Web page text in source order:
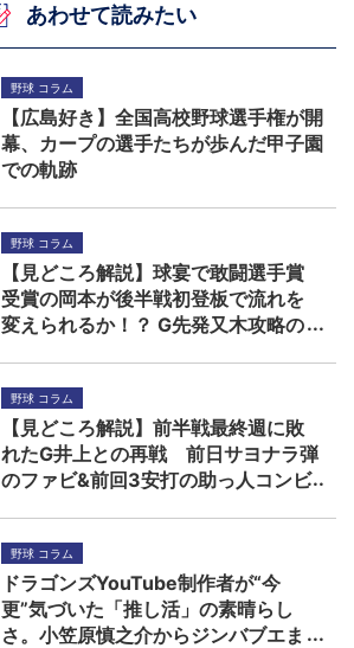
あわせて読みたい
野球 コラム
【広島好き】全国高校野球選手権が開
幕、カープの選手たちが歩んだ甲子園
での軌跡
野球 コラム
【見どころ解説】球宴で敢闘選手賞
受賞の岡本が後半戦初登板で流れを
変えられるか！？ G先発又木攻略の
野球 コラム
【見どころ解説】前半戦最終週に敗
れたG井上との再戦 前日サヨナラ弾
のファビ&前回3安打の助っ人コンビ
野球 コラム
ドラゴンズYouTube制作者が“今
更”気づいた「推し活」の素晴らし
さ。小笠原慎之介からジンバブエま